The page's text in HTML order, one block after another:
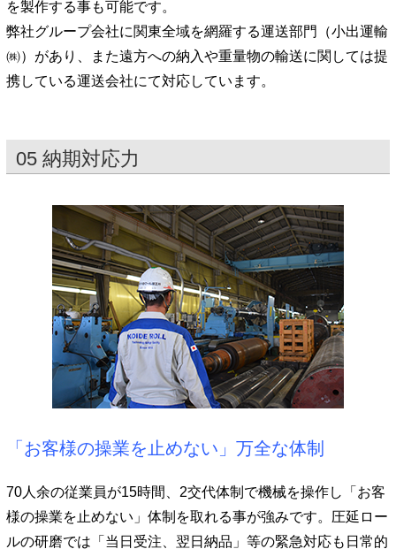
を製作する事も可能です。
弊社グループ会社に関東全域を網羅する運送部門（小出運輸
㈱）があり、また遠方への納入や重量物の輸送に関しては提
携している運送会社にて対応しています。
05 納期対応力
「お客様の操業を止めない」万全な体制
70人余の従業員が15時間、2交代体制で機械を操作し「お客
様の操業を止めない」体制を取れる事が強みです。圧延ロー
ルの研磨では「当日受注、翌日納品」等の緊急対応も日常的